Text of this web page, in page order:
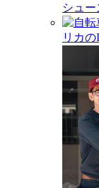
シュ
自
リカ